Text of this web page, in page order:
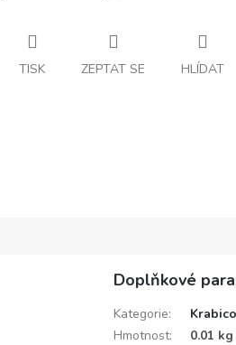
TISK ZEPTAT SE HLÍDAT
Doplňkové
Kategorie:
Hmotnost:
0.01 kg